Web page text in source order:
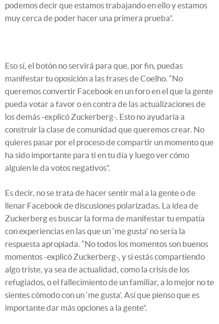
podemos decir que estamos trabajando en ello y estamos
muy cerca de poder hacer una primera prueba”.
Eso sí, el botón no servirá para que, por fin, puedas
manifestar tu oposición a las frases de Coelho. “No
queremos convertir Facebook en un foro en el que la gente
pueda votar a favor o en contra de las actualizaciones de
los demás -explicó Zuckerberg-. Esto no ayudaría a
construir la clase de comunidad que queremos crear. No
quieres pasar por el proceso de compartir un momento que
ha sido importante para ti en tu día y luego ver cómo
alguien le da votos negativos”.
Es decir, no se trata de hacer sentir mal a la gente o de
llenar Facebook de discusiones polarizadas. La idea de
Zuckerberg es buscar la forma de manifestar tu empatía
con experiencias en las que un ‘me gusta' no sería la
respuesta apropiada. “No todos los momentos son buenos
momentos -explicó Zuckerberg-, y si estás compartiendo
algo triste, ya sea de actualidad, como la crisis de los
refugiados, o el fallecimiento de un familiar, a lo mejor no te
sientes cómodo con un ‘me gusta’. Así que pienso que es
importante dar más opciones a la gente”.